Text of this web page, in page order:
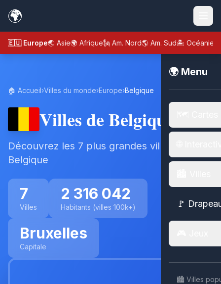
🌍
🇪🇺 Europe🌏 Asie🌍 Afrique🗽 Am. Nord🌎 Am. Sud🏝️ Océanie
🌍 Menu
🚩
🏙️ Villes
🏠 Accueil›Villes du monde›Europe›Belgique
Villes de Belgique
Découvrez les 7 plus grandes villes de
Belgique
7
Villes
2 316 042
Habitants (villes 100k+)
Bruxelles
Capitale